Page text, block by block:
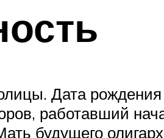
Дата
работавший
будущего